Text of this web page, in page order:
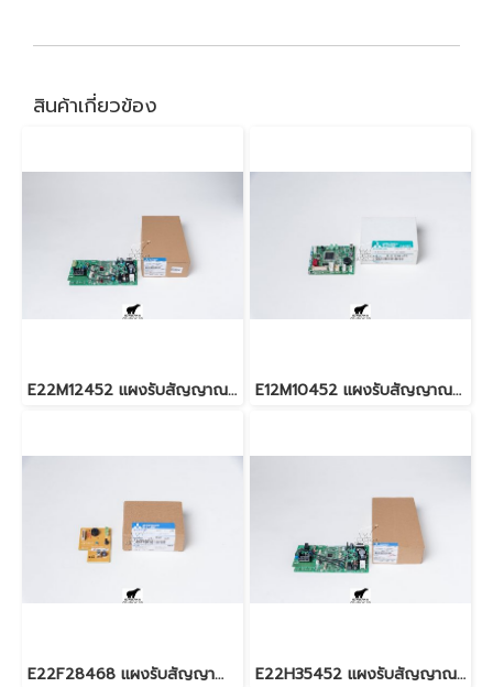
สินค้าเกี่ยวข้อง
E22M12452 แผงรับสัญญาณรีโมท สำหรับแอร์มิตซู รุ่น MSY-GK18,24 E12M10452 แผงรับสัญญาณรีโมท สำหรับแอร์มิตซู รุ่น MSY-GK09,13,15
E22F28468 แผงรับสัญญาณรีโมท สำหรับแอร์มิตซู รุ่น MS-SGF,SFH,GJ18,24 E22H35452 แผงรับสัญญาณรีโมท สำหรับแอร์มิตซู รุ่น MS-SGH18